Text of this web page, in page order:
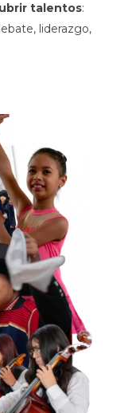
talentos:
liderazgo,